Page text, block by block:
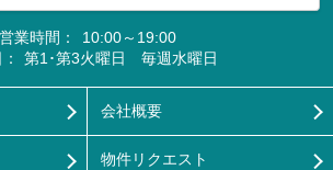
営業時間：
10:00～19:00
第1･第3火曜日 毎週水曜日
会社概要
物件リクエスト